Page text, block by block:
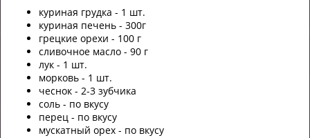
куриная грудка - 1 шт.
куриная печень - 300г
грецкие орехи - 100 г
сливочное масло - 90 г
лук - 1 шт.
морковь - 1 шт.
чеснок - 2-3 зубчика
соль - по вкусу
перец - по вкусу
мускатный орех - по вкусу